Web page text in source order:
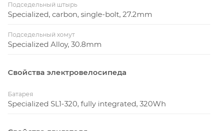
Подседельный штырь
Specialized, carbon, single-bolt, 27.2mm
Подседельный хомут
Specialized Alloy, 30.8mm
Свойства электровелосипеда
Батарея
Specialized SL1-320, fully integrated, 320Wh